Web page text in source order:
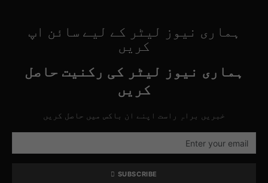
ہماری نیوز لیٹر کے لیے سائن اپ
کریں
ہماری نیوز لیٹر کی رکنیت حاصل
کریں
خبریں براہِ راست اپنے ان باکس میں حاصل کریں
SUBSCRIBE